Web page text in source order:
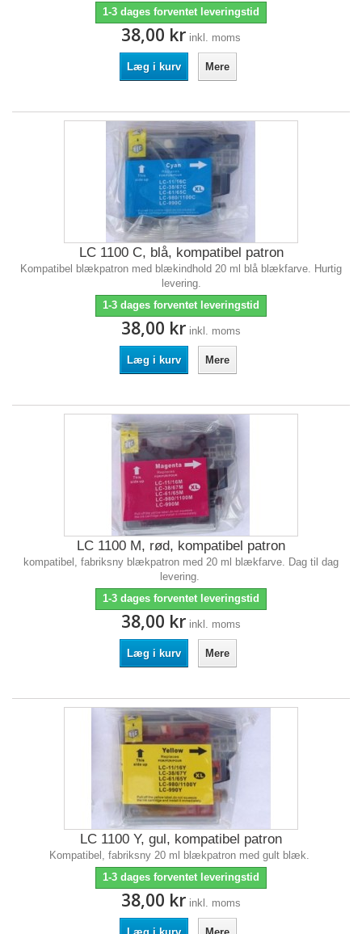
1-3 dages forventet leveringstid
38,00 kr inkl. moms
Læg i kurv Mere
LC 1100 C, blå, kompatibel patron
Kompatibel blækpatron med blækindhold 20 ml blå blækfarve. Hurtig
levering.
1-3 dages forventet leveringstid
38,00 kr inkl. moms
Læg i kurv Mere
LC 1100 M, rød, kompatibel patron
kompatibel, fabriksny blækpatron med 20 ml blækfarve. Dag til dag
levering.
1-3 dages forventet leveringstid
38,00 kr inkl. moms
Læg i kurv Mere
LC 1100 Y, gul, kompatibel patron
Kompatibel, fabriksny 20 ml blækpatron med gult blæk.
1-3 dages forventet leveringstid
38,00 kr inkl. moms